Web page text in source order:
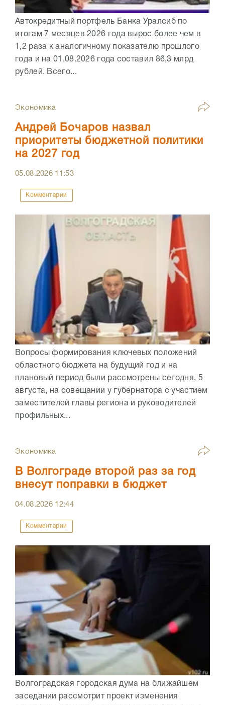
Автокредитный портфель Банка Уралсиб по
итогам 7 месяцев 2026 года вырос более чем в
1,2 раза к аналогичному показателю прошлого
года и на 01.08.2026 года составил 86,3 млрд
рублей. Всего...
Экономика
Андрей Бочаров назвал
приоритеты бюджетной политики
на 2027 год
05.08.2026 11:53
Комментарии
Вопросы формирования ключевых положений
областного бюджета на будущий год и на
плановый период были рассмотрены сегодня, 5
августа, на совещании у губернатора с участием
заместителей главы региона и руководителей
профильных...
Экономика
В Волгограде второй раз за год
внесут поправки в бюджет
04.08.2026 12:44
Комментарии
Волгоградская городская дума на ближайшем
заседании рассмотрит проект изменения